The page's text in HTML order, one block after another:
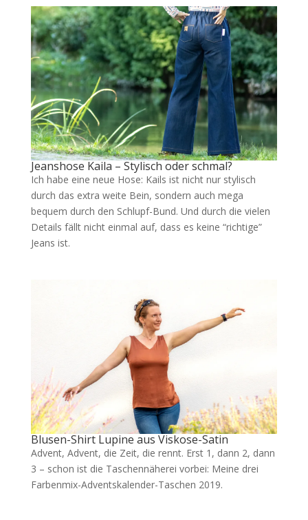
Jeanshose Kaila – Stylisch oder schmal?
Ich habe eine neue Hose: Kails ist nicht nur stylisch
durch das extra weite Bein, sondern auch mega
bequem durch den Schlupf-Bund. Und durch die vielen
Details fällt nicht einmal auf, dass es keine “richtige”
Jeans ist.
Blusen-Shirt Lupine aus Viskose-Satin
Advent, Advent, die Zeit, die rennt. Erst 1, dann 2, dann
3 – schon ist die Taschennäherei vorbei: Meine drei
Farbenmix-Adventskalender-Taschen 2019.